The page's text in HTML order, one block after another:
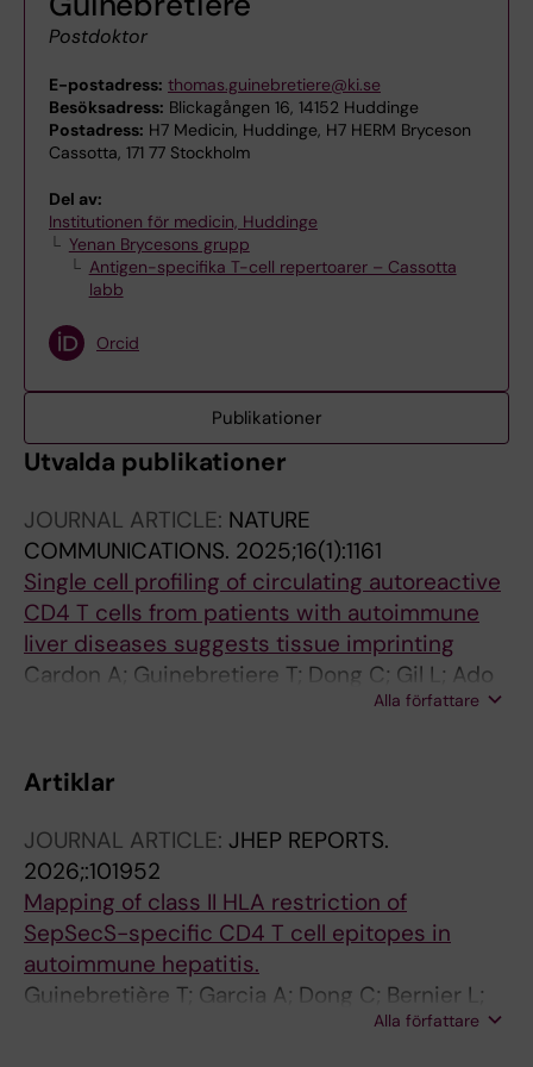
Postdoktor
E-postadress: thomas.guinebretiere@ki.se
Besöksadress: Blickagången 16, 14152 Huddinge
Postadress: H7 Medicin, Huddinge, H7 HERM Bryceson
Cassotta, 171 77 Stockholm
Del av:
Institutionen för medicin, Huddinge
Yenan Brycesons grupp
Antigen-specifika T-cell repertoarer – Cassotta
labb
Orcid
Publikationer
Utvalda publikationer
JOURNAL ARTICLE: NATURE
COMMUNICATIONS. 2025;16(1):1161
Single cell profiling of circulating autoreactive
CD4 T cells from patients with autoimmune
liver diseases suggests tissue imprinting
Cardon A; Guinebretiere T; Dong C; Gil L; Ado
S; Gavlovsky P-J; Braud M; Danger R;
Chevalier C; Bernier L; Judor J-P; Fourgeux C;
Imbert A; Khaldi M; Bardou-Jacquet E; Elkrief
L; Lannes A; Silvain C; Schnee M; Tanne F;
Vavasseur F; Brusselle L; Brouard S; Kwok WW;
Mosnier J-F; Lohse AW; Poschmann J; Binder
M; Gournay J; Conchon S; Milpied P; Renand A
Alla författare
Artiklar
JOURNAL ARTICLE: JHEP REPORTS.
2026;:101952
Mapping of class II HLA restriction of
SepSecS-specific CD4 T cell epitopes in
autoimmune hepatitis.
Guinebretière T; Garcia A; Dong C; Bernier L;
Huchet V; Gavlovsky P-J; Gil L; Ado S; David L;
Alla författare